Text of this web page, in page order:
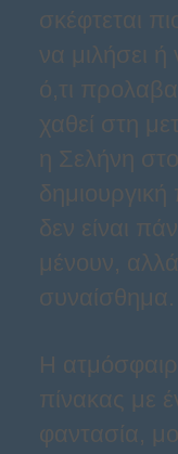
σκέφτεται
να μιλήσει
ό,τι
χαθεί στη
η Σελήνη
δεν είναι
μένουν,
συναίσθημα.
Η
πίνακας με
φαντασία,